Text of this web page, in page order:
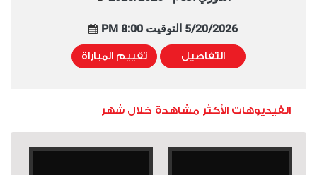
5/20/2026 التوقيت 8:00 PM
التفاصيل تقييم المباراة
الفيديوهات الأكثر مشاهدة خلال شهر